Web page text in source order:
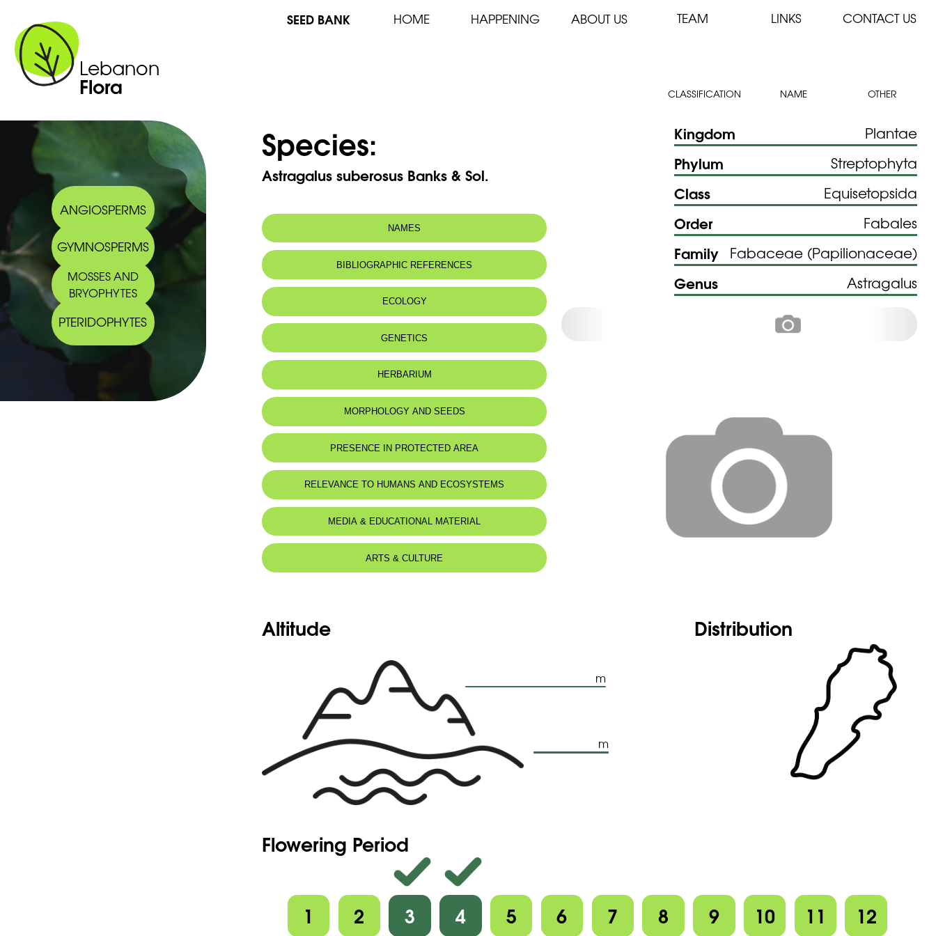
Lebanon
Flora
SEED BANK HOME HAPPENING ABOUT US TEAM LINKS CONTACT US
CLASSIFICATION NAME OTHER
ANGIOSPERMS
GYMNOSPERMS
MOSSES AND
BRYOPHYTES
PTERIDOPHYTES
Species:
Astragalus suberosus Banks & Sol.
NAMES
BIBLIOGRAPHIC REFERENCES
ECOLOGY
The east Mediterranean region
Habitat : Lieux herbus, terrains non cultivés.
GENETICS
HERBARIUM
MORPHOLOGY AND SEEDS
Botanic Description
-Plante annuelle, mais à fortes racines, peut-être pérennante.
-Tiges et rameaux couchés, 30-50 cm.
-Stipules triangulaires, herbacées, petites.
de 4-8 mm., larges de 273 mm. Pédoncules plus longs que les feuilles.
-Calice long de 12-15 mm., brun, couvert de poils blancs et noirs, à
dents plus courtes que le tube.
-Corolle jaune, dépassant de beaucoup le calice.
-Gousses obovées-oblongues, arquées, souvent défléchies, hirsutes par
des poils clairs, à surface rugueuse, largement évasées à la face
PRESENCE IN PROTECTED AREA
RELEVANCE TO HUMANS AND ECOSYSTEMS
Food for animals :Mustela nivalis
MEDIA & EDUCATIONAL MATERIAL
ARTS & CULTURE
Kingdom Plantae
Phylum Streptophyta
Class Equisetopsida
Order Fabales
Family Fabaceae (Papilionaceae)
Genus Astragalus
Altitude
m
m
Distribution
Flowering Period
1 2 3 4 5 6 7 8 9 10 11 12